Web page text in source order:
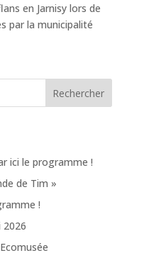
en Jarnisy lors de
par la municipalité
Rechercher
ici le programme !
de Tim »
!
2026